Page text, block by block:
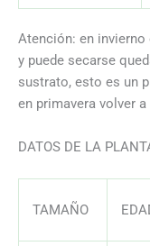
Atención: en invierno
y puede secarse
sustrato, esto es un
en primavera volver
DATOS DE LA
TAMAÑO